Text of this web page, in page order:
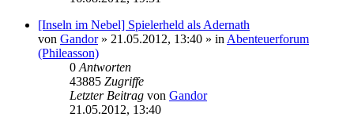
[Inseln im Nebel] Spielerheld als Adernath
von Gandor» 21.05.2012, 13:40 » in Abenteuerforum
(Phileasson)
0 Antworten
43885 Zugriffe
Letzter Beitrag von Gandor
21.05.2012, 13:40